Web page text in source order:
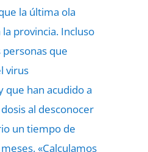
la última ola
provincia. Incluso
personas que
virus
han acudido a
al desconocer
un tiempo de
«Calculamos